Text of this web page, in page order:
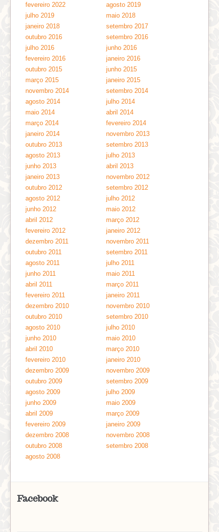
fevereiro 2022
agosto 2019
julho 2019
maio 2018
janeiro 2018
setembro 2017
outubro 2016
setembro 2016
julho 2016
junho 2016
fevereiro 2016
janeiro 2016
outubro 2015
junho 2015
março 2015
janeiro 2015
novembro 2014
setembro 2014
agosto 2014
julho 2014
maio 2014
abril 2014
março 2014
fevereiro 2014
janeiro 2014
novembro 2013
outubro 2013
setembro 2013
agosto 2013
julho 2013
junho 2013
abril 2013
janeiro 2013
novembro 2012
outubro 2012
setembro 2012
agosto 2012
julho 2012
junho 2012
maio 2012
abril 2012
março 2012
fevereiro 2012
janeiro 2012
dezembro 2011
novembro 2011
outubro 2011
setembro 2011
agosto 2011
julho 2011
junho 2011
maio 2011
abril 2011
março 2011
fevereiro 2011
janeiro 2011
dezembro 2010
novembro 2010
outubro 2010
setembro 2010
agosto 2010
julho 2010
junho 2010
maio 2010
abril 2010
março 2010
fevereiro 2010
janeiro 2010
dezembro 2009
novembro 2009
outubro 2009
setembro 2009
agosto 2009
julho 2009
junho 2009
maio 2009
abril 2009
março 2009
fevereiro 2009
janeiro 2009
dezembro 2008
novembro 2008
outubro 2008
setembro 2008
agosto 2008
Facebook